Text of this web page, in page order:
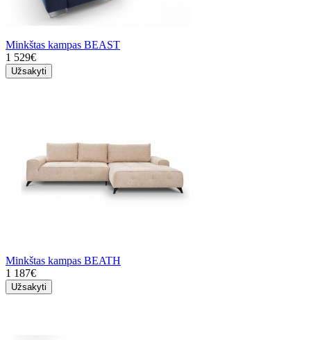
Minkštas kampas BEAST
1 529€
Užsakyti
Minkštas kampas BEATH
1 187€
Užsakyti